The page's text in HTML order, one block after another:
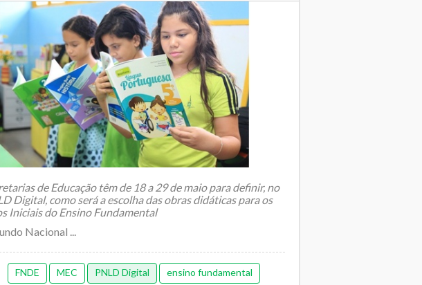
de Educação têm de 18 a 29 de maio para definir, no
Digital, como será a escolha das obras didáticas para os
Iniciais do Ensino Fundamental
Nacional ...
FNDE MEC PNLD Digital ensino fundamental